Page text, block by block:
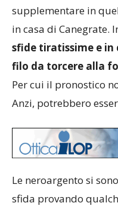
supplementare in
in casa di Canegrate.
sfide tiratissime e in
filo da torcere alla
Per cui il pronostico
Anzi, potrebbero
Le neroargento si
sfida provando